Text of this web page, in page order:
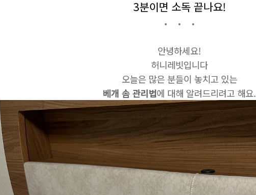
3분이면 소독 끝나요!
안녕하세요!
허니레빗입니다
오늘은 많은 분들이 놓치고 있는
베개 솜 관리법에 대해 알려드리려고 해요.